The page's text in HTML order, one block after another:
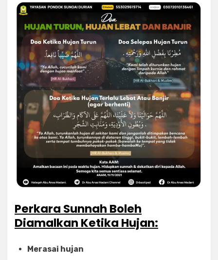
Perkara Sunnah Boleh
Diamalkan Ketika Hujan:
Merasai hujan